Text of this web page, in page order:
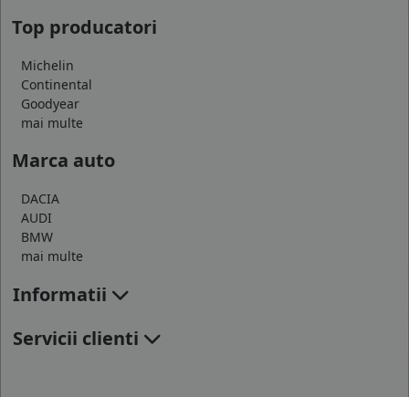
Top producatori
Michelin
Continental
Goodyear
mai multe
Marca auto
DACIA
AUDI
BMW
mai multe
Informatii
Servicii clienti